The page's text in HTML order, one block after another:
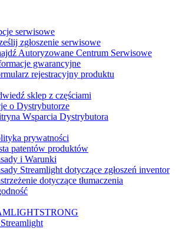
serwisowe
zgłoszenie serwisowe
Autoryzowane Centrum Serwisowe
gwarancyjne
rejestracyjny produktu
sklep z częściami
o Dystrybutorze
Wsparcia Dystrybutora
prywatności
patentów produktów
i Warunki
Streamlight dotyczące zgłoszeń inventor
dotyczące tłumaczenia